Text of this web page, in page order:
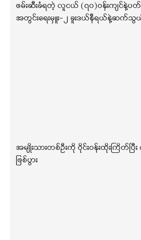
ဖမ်းဆီးခံရတဲ့ လူငယ် (၇၀)ဝန်းကျင်နဲ့ပတ်
အတွင်းရေးမှူး-၂ ခူးဒယ်နီရယ်နဲ့ဆက်သွယ်မ
အမျိုးသားတစ်ဦးကို ဝိုင်းဝန်းထိုးကြိတ်ပြီ
ဖြစ်ပွား